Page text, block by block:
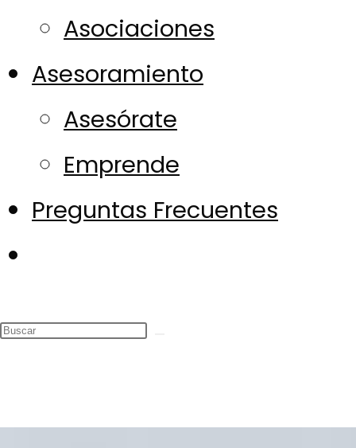
Asociaciones
Asesoramiento
Asesórate
Emprende
Preguntas Frecuentes
de